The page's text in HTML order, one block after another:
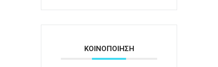
ΚΟΙΝΟΠΟΙΗΣΗ